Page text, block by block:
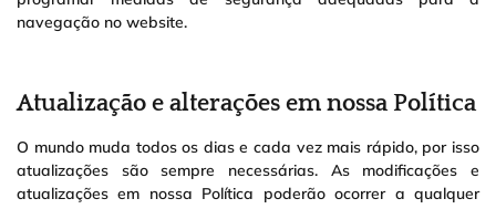
navegação no website.
Atualização e alterações em nossa Política
O mundo muda todos os dias e cada vez mais rápido, por isso
atualizações são sempre necessárias. As modificações e
atualizações em nossa Política poderão ocorrer a qualquer